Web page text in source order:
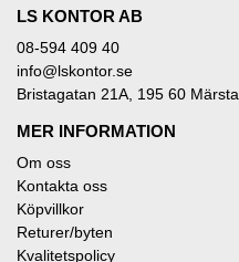
LS KONTOR AB
08-594 409 40
info@lskontor.se
Bristagatan 21A, 195 60 Märsta
MER INFORMATION
Om oss
Kontakta oss
Köpvillkor
Returer/byten
Kvalitetspolicy